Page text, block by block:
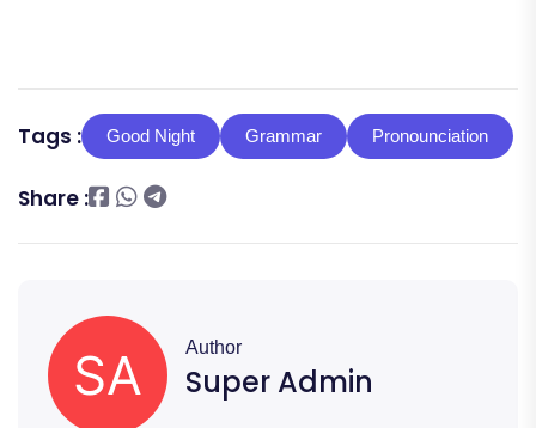
Tags : Good Night Grammar Pronounciation
Share :
Author
Super Admin